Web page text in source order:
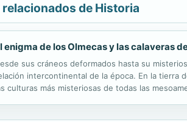
de Historia
enigma de los Olmecas y las calaveras
sus cráneos deformados hasta su
intercontinental de la época. En la tierra
culturas más misteriosas de todas las